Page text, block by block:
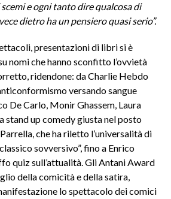
e ogni tanto dire qualcosa di
dietro ha un pensiero quasi serio”.
presentazioni di libri si è
nomi che hanno sconfitto l’ovvietà
ridendone: da Charlie Hebdo
versando sangue
De Carlo, Monir Ghassem, Laura
stand up comedy giusta nel posto
che ha riletto l’universalità di
sovversivo”, fino a Enrico
quiz sull’attualità. Gli Antani Award
della comicità e della satira,
lo spettacolo dei comici